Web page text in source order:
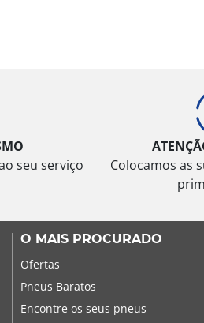
seu serviço
Colocamos as
O MAIS PROCURADO
Ofertas
Pneus Baratos
Encontre os seus pneus